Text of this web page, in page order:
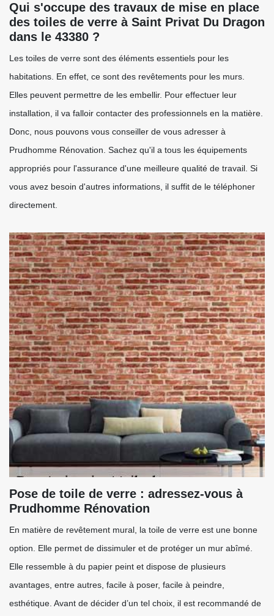
Qui s'occupe des travaux de mise en place
des toiles de verre à Saint Privat Du Dragon
dans le 43380 ?
Les toiles de verre sont des éléments essentiels pour les
habitations. En effet, ce sont des revêtements pour les murs.
Elles peuvent permettre de les embellir. Pour effectuer leur
installation, il va falloir contacter des professionnels en la matière.
Donc, nous pouvons vous conseiller de vous adresser à
Prudhomme Rénovation. Sachez qu'il a tous les équipements
appropriés pour l'assurance d'une meilleure qualité de travail. Si
vous avez besoin d'autres informations, il suffit de le téléphoner
directement.
Pose de toile de verre : adressez-vous à
Prudhomme Rénovation
En matière de revêtement mural, la toile de verre est une bonne
option. Elle permet de dissimuler et de protéger un mur abîmé.
Elle ressemble à du papier peint et dispose de plusieurs
avantages, entre autres, facile à poser, facile à peindre,
esthétique. Avant de décider d’un tel choix, il est recommandé de